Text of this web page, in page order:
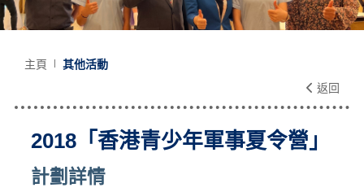
主頁
其他活動
返回
2018「香港青少年軍事夏令營」
計劃詳情